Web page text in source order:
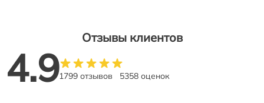
Отзывы клиентов
4.91799 отзывов 5358 оценок